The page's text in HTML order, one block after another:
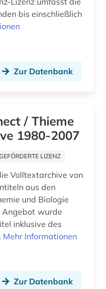
building information modeling (1)
bis einschließlich
Zur Datenbank
1980-2007
LIZENZ
Volltextarchive von
aus den
und Biologie
wurde
inklusive des
Mehr Informationen
Zur Datenbank